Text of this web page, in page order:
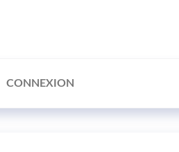
CONNEXION